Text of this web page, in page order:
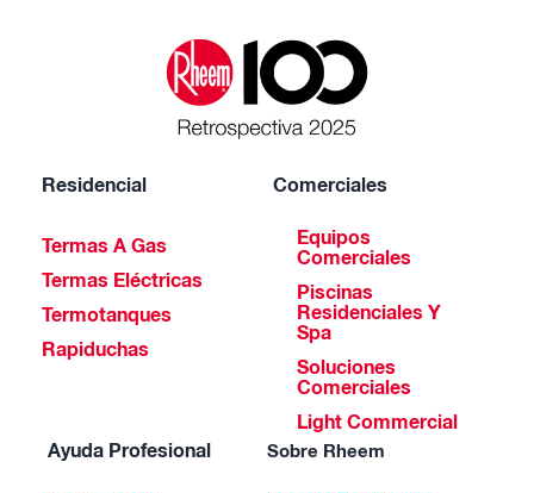
Residencial
Termas A Gas
Termas Eléctricas
Termotanques
Rapiduchas
Comerciales
Equipos
Comerciales
Piscinas
Residenciales Y
Spa
Soluciones
Comerciales
Light Commercial
Ayuda Profesional
Sobre Rheem